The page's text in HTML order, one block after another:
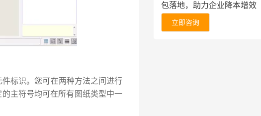
标识。您可在两种方法之间进行
主符号均可在所有图纸类型中一
包落地，助力企业降本增效
立即咨询